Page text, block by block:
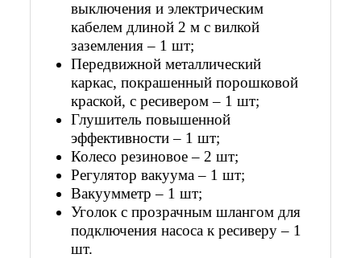
выключения и электрическим
кабелем длиной 2 м с вилкой
заземления – 1 шт;
Передвижной металлический
каркас, покрашенный порошковой
краской, с ресивером – 1 шт;
Глушитель повышенной
эффективности – 1 шт;
Колесо резиновое – 2 шт;
Регулятор вакуума – 1 шт;
Вакуумметр – 1 шт;
Уголок с прозрачным шлангом для
подключения насоса к ресиверу – 1
шт.